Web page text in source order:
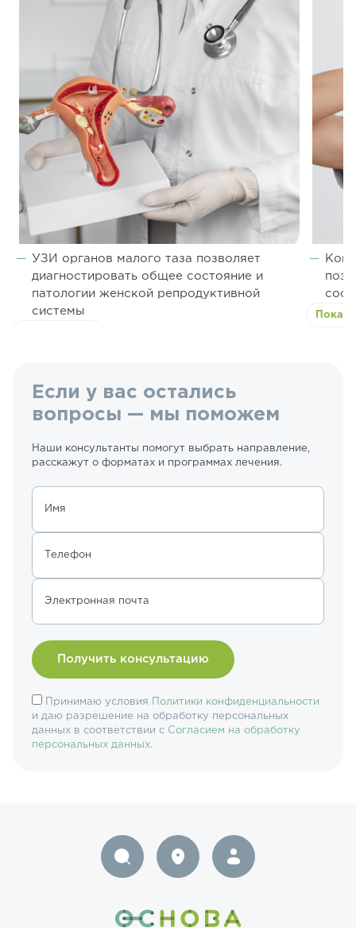
УЗИ органов малого таза позволяет
диагностировать общее состояние и
патологии женской репродуктивной
системы
Если у вас остались
вопросы — мы поможем
Наши консультанты помогут выбрать направление,
расскажут о форматах и программах лечения.
Имя
Телефон
Электронная почта
Принимаю условия
Политики конфиденциальности
и даю разрешение на обработку персональных
данных в соответствии с Согласием на обработку
персональных данных.